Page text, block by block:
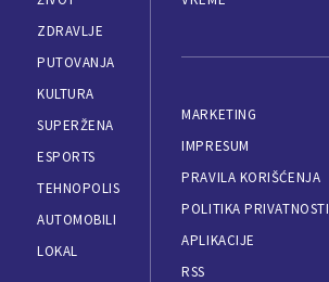
ZDRAVLJE
PUTOVANJA
KULTURA
SUPERŽENA
ESPORTS
TEHNOPOLIS
AUTOMOBILI
LOKAL
MARKETING
IMPRESUM
PRAVILA KORIŠĆENJA
POLITIKA PRIVATNOSTI
APLIKACIJE
RSS